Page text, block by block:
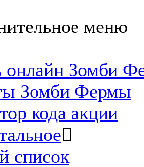
меню
онлайн Зомби
Зомби Фермы
кода акции
список